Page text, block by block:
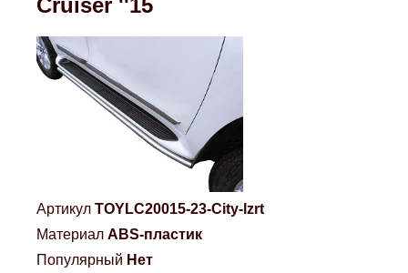
Cruiser ''15
Артикул TOYLC20015-23-City-lzrt
Материал ABS-пластик
Популярный Нет